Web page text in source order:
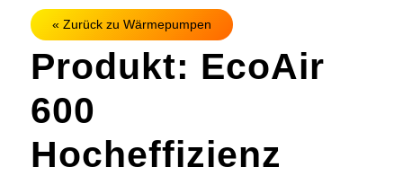
« Zurück zu Wärmepumpen
Produkt: EcoAir
600
Hocheffizienz